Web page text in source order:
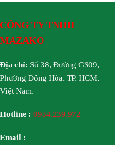
CÔNG TY TNHH
MAZAKO
Địa chỉ: Số 38, Đường GS09,
Phường Đông Hòa, TP. HCM,
Việt Nam.
Hotline : 0984.239.972
Email :